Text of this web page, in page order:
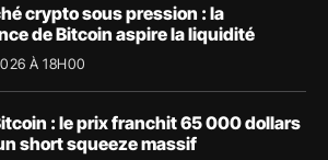
crypto sous pression : la
de Bitcoin aspire la liquidité
À 18H00
: le prix franchit 65 000 dollars
short squeeze massif